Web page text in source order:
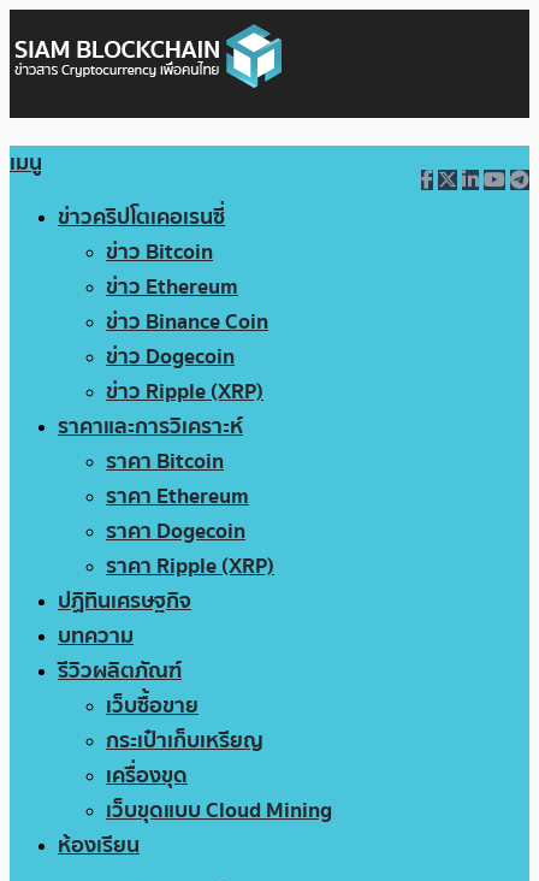
เมนู
ข่าวคริปโตเคอเรนซี่
ข่าว Bitcoin
ข่าว Ethereum
ข่าว Binance Coin
ข่าว Dogecoin
ข่าว Ripple (XRP)
ราคาและการวิเคราะห์
ราคา Bitcoin
ราคา Ethereum
ราคา Dogecoin
ราคา Ripple (XRP)
ปฏิทินเศรษฐกิจ
บทความ
รีวิวผลิตภัณฑ์
เว็บซื้อขาย
กระเป๋าเก็บเหรียญ
เครื่องขุด
เว็บขุดแบบ Cloud Mining
ห้องเรียน